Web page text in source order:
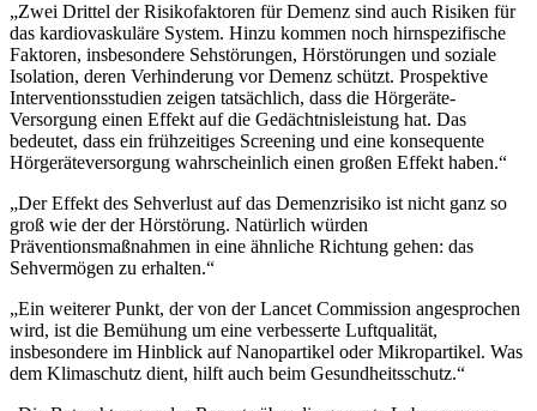
„Zwei Drittel der Risikofaktoren für Demenz sind auch Risiken für
das kardiovaskuläre System. Hinzu kommen noch hirnspezifische
Faktoren, insbesondere Sehstörungen, Hörstörungen und soziale
Isolation, deren Verhinderung vor Demenz schützt. Prospektive
Interventionsstudien zeigen tatsächlich, dass die Hörgeräte-
Versorgung einen Effekt auf die Gedächtnisleistung hat. Das
bedeutet, dass ein frühzeitiges Screening und eine konsequente
Hörgeräteversorgung wahrscheinlich einen großen Effekt haben.“
„Der Effekt des Sehverlust auf das Demenzrisiko ist nicht ganz so
groß wie der der Hörstörung. Natürlich würden
Präventionsmaßnahmen in eine ähnliche Richtung gehen: das
Sehvermögen zu erhalten.“
„Ein weiterer Punkt, der von der Lancet Commission angesprochen
wird, ist die Bemühung um eine verbesserte Luftqualität,
insbesondere im Hinblick auf Nanopartikel oder Mikropartikel. Was
dem Klimaschutz dient, hilft auch beim Gesundheitsschutz.“